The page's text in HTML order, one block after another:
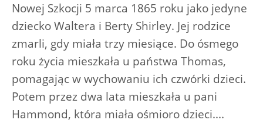
Nowej Szkocji 5 marca 1865 roku jako jedyne
dziecko Waltera i Berty Shirley. Jej rodzice
zmarli, gdy miała trzy miesiące. Do ósmego
roku życia mieszkała u państwa Thomas,
pomagając w wychowaniu ich czwórki dzieci.
Potem przez dwa lata mieszkała u pani
Hammond, która miała ośmioro dzieci....